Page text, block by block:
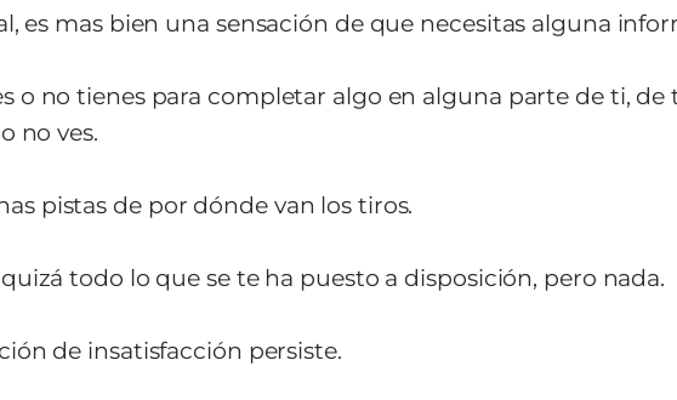
es mas bien una sensación de que necesitas alguna
o no tienes para completar algo en alguna parte de ti, de
no ves.
pistas de por dónde van los tiros.
todo lo que se te ha puesto a disposición, pero nada.
de insatisfacción persiste.